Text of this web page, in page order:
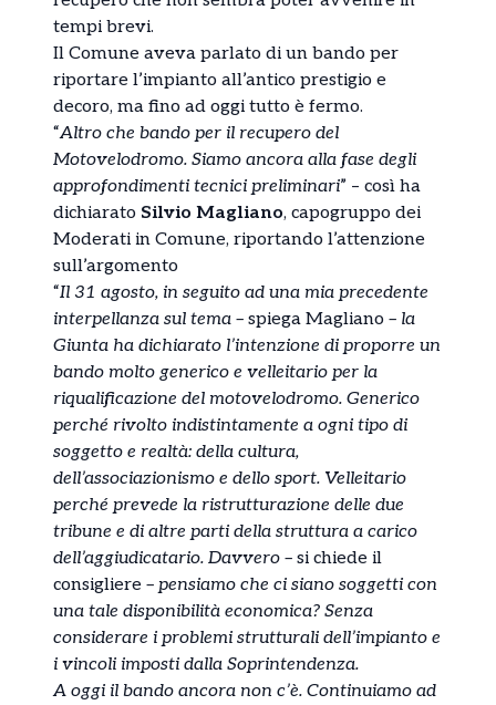
tempi brevi.
Il Comune aveva parlato di un bando per
riportare l’impianto all’antico prestigio e
decoro, ma fino ad oggi tutto è fermo.
“Altro che bando per il recupero del
Motovelodromo. Siamo ancora alla fase degli
approfondimenti tecnici preliminari” – così ha
dichiarato Silvio Magliano, capogruppo dei
Moderati in Comune, riportando l’attenzione
sull’argomento
“Il 31 agosto, in seguito ad una mia precedente
interpellanza sul tema – spiega Magliano – la
Giunta ha dichiarato l’intenzione di proporre un
bando molto generico e velleitario per la
riqualificazione del motovelodromo. Generico
perché rivolto indistintamente a ogni tipo di
soggetto e realtà: della cultura,
dell’associazionismo e dello sport. Velleitario
perché prevede la ristrutturazione delle due
tribune e di altre parti della struttura a carico
dell’aggiudicatario. Davvero – si chiede il
consigliere – pensiamo che ci siano soggetti con
una tale disponibilità economica? Senza
considerare i problemi strutturali dell’impianto e
i vincoli imposti dalla Soprintendenza.
A oggi il bando ancora non c’è. Continuiamo ad